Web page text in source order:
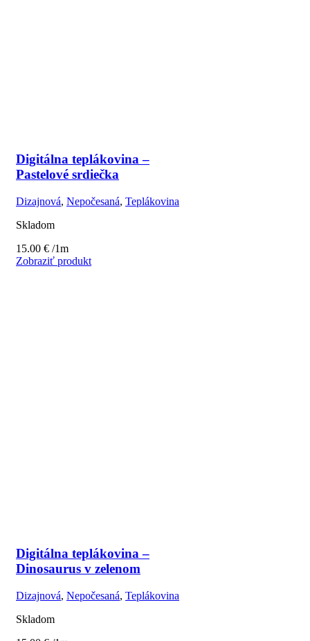
Digitálna teplákovina –
Pastelové srdiečka
Dizajnová, Nepočesaná, Teplákovina
Skladom
15.00 € /1m
Zobraziť produkt
Digitálna teplákovina –
Dinosaurus v zelenom
Dizajnová, Nepočesaná, Teplákovina
Skladom